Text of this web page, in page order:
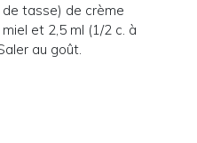
tasse) de crème
et 2,5 ml (1/2 c. à
au goût.